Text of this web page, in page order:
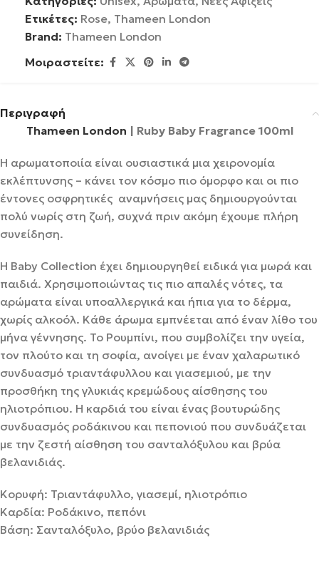
Ετικέτες: Rose, Thameen London
Brand: Thameen London
Μοιραστείτε:
Περιγραφή
Thameen London | Ruby Baby Fragrance 100ml
Η αρωματοποιία είναι ουσιαστικά μια χειρονομία
εκλέπτυνσης – κάνει τον κόσμο πιο όμορφο και οι πιο
έντονες οσφρητικές αναμνήσεις μας δημιουργούνται
πολύ νωρίς στη ζωή, συχνά πριν ακόμη έχουμε πλήρη
συνείδηση.
Η Baby Collection έχει δημιουργηθεί ειδικά για μωρά και
παιδιά. Χρησιμοποιώντας τις πιο απαλές νότες, τα
αρώματα είναι υποαλλεργικά και ήπια για το δέρμα,
χωρίς αλκοόλ. Κάθε άρωμα εμπνέεται από έναν λίθο του
μήνα γέννησης. Το Ρουμπίνι, που συμβολίζει την υγεία,
τον πλούτο και τη σοφία, ανοίγει με έναν χαλαρωτικό
συνδυασμό τριαντάφυλλου και γιασεμιού, με την
προσθήκη της γλυκιάς κρεμώδους αίσθησης του
ηλιοτρόπιου. Η καρδιά του είναι ένας βουτυρώδης
συνδυασμός ροδάκινου και πεπονιού που συνδυάζεται
με την ζεστή αίσθηση του σανταλόξυλου και βρύα
βελανιδιάς.
Κορυφή: Τριαντάφυλλο, γιασεμί, ηλιοτρόπιο
Καρδία: Ροδάκινο, πεπόνι
Βάση: Σανταλόξυλο, βρύο βελανιδιάς